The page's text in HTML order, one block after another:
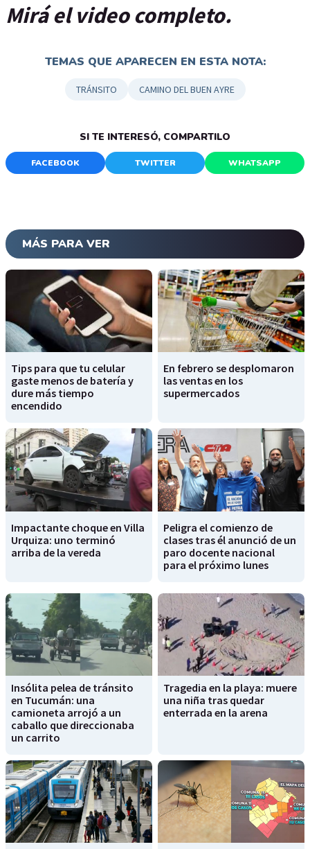
Mirá el video completo.
TEMAS QUE APARECEN EN ESTA NOTA:
TRÁNSITO CAMINO DEL BUEN AYRE
SI TE INTERESÓ, COMPARTILO
FACEBOOK TWITTER WHATSAPP
MÁS PARA VER
Tips para que tu celular
gaste menos de batería y
dure más tiempo
encendido
En febrero se desplomaron
las ventas en los
supermercados
Impactante choque en Villa
Urquiza: uno terminó
arriba de la vereda
Peligra el comienzo de
clases tras él anunció de un
paro docente nacional
para el próximo lunes
Insólita pelea de tránsito
en Tucumán: una
camioneta arrojó a un
caballo que direccionaba
un carrito
Tragedia en la playa: muere
una niña tras quedar
enterrada en la arena